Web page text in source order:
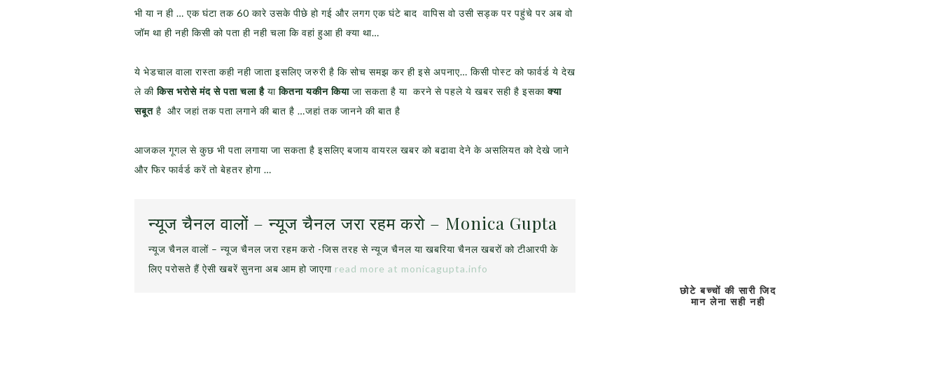
भी या न ही … एक घंटा तक 60 कारे उसके पीछे हो गई और लगग एक घंटे बाद वापिस वो उसी सड्क पर पहुंचे पर अब वो
जॉम था ही नही किसी को पता ही नही चला कि वहां हुआ ही क्या था…
ये भेडचाल वाला रास्ता कही नही जाता इसलिए जरुरी है कि सोच समझ कर ही इसे अपनाए… किसी पोस्ट को फार्वर्ड ये देख
ले कीकिस भरोसे मंद से पता चला है याकितना यकीन किया जा सकता है या करने से पहले ये खबर सही है इसकाक्या
सबूत है और जहां तक पता लगाने की बात है …जहां तक जानने की बात है
आजकल गूगल से कुछ भी पता लगाया जा सकता है इसलिए बजाय वायरल खबर को बढावा देने के असलियत को देखे जाने
और फिर फार्वर्ड करें तो बेहतर होगा …
न्यूज चैनल वालों – न्यूज चैनल जरा रहम करो – Monica Gupta
न्यूज चैनल वालों – न्यूज चैनल जरा रहम करो -जिस तरह से न्यूज चैनल या खबरिया चैनल खबरों को टीआरपी के
लिए परोसते हैं ऐसी खबरें सुनना अब आम हो जाएगा read more at monicagupta.info
छोटे बच्चों की सारी जिद
मान लेना सही नही